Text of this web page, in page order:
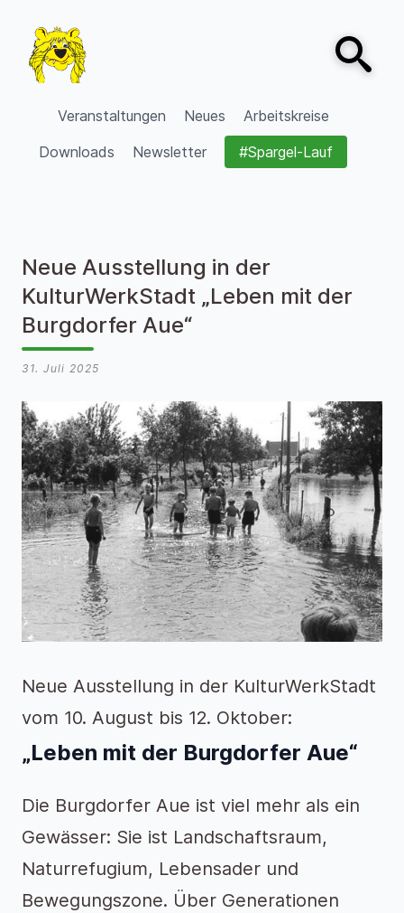
VVV Burgdorf
Veranstaltungen Neues
Arbeitskreise
Downloads
Newsletter #Spargel-Lauf
Open
Neue Ausstellung in der
KulturWerkStadt „Leben mit der
Burgdorfer Aue“
31. Juli 2025
Neue Ausstellung in der KulturWerkStadt
vom 10. August bis 12. Oktober:
„Leben mit der Burgdorfer Aue“
Die Burgdorfer Aue ist viel mehr als ein
Gewässer: Sie ist Landschaftsraum,
Naturrefugium, Lebensader und
Bewegungszone. Über Generationen